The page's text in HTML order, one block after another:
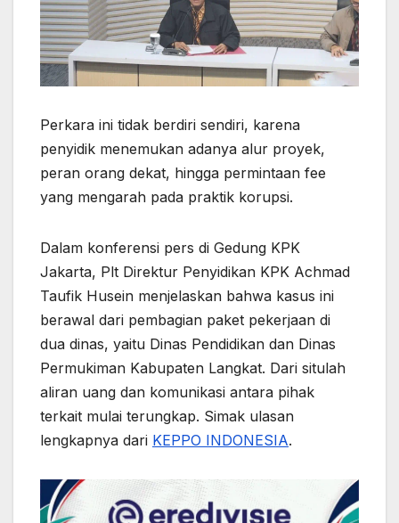
Perkara ini tidak berdiri sendiri, karena
penyidik menemukan adanya alur proyek,
peran orang dekat, hingga permintaan fee
yang mengarah pada praktik korupsi.
Dalam konferensi pers di Gedung KPK
Jakarta, Plt Direktur Penyidikan KPK Achmad
Taufik Husein menjelaskan bahwa kasus ini
berawal dari pembagian paket pekerjaan di
dua dinas, yaitu Dinas Pendidikan dan Dinas
Permukiman Kabupaten Langkat. Dari situlah
aliran uang dan komunikasi antara pihak
terkait mulai terungkap. Simak ulasan
lengkapnya dari KEPPO INDONESIA.